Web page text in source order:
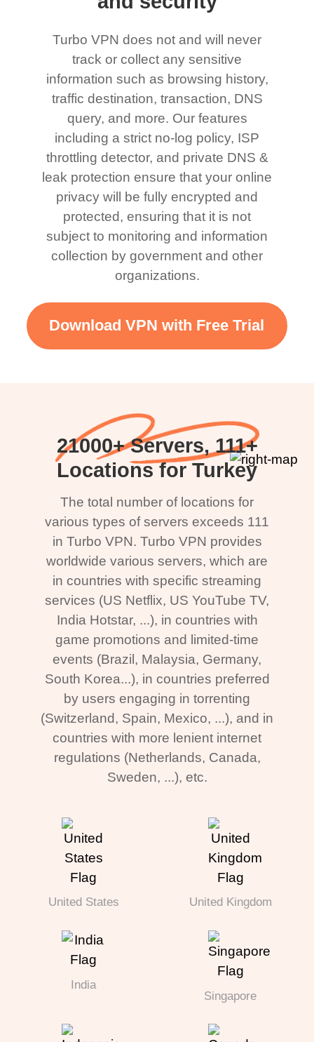
Turbo VPN does not and will never
track or collect any sensitive
information such as browsing history,
traffic destination, transaction, DNS
query, and more. Our features
including a strict no-log policy, ISP
throttling detector, and private DNS &
leak protection ensure that your online
privacy will be fully encrypted and
protected, ensuring that it is not
subject to monitoring and information
collection by government and other
organizations.
Download VPN with Free Trial
21000+ Servers, 111+
Locations for Turkey
The total number of locations for
various types of servers exceeds 111
in Turbo VPN. Turbo VPN provides
worldwide various servers, which are
in countries with specific streaming
services (US Netflix, US YouTube TV,
India Hotstar, ...), in countries with
game promotions and limited-time
events (Brazil, Malaysia, Germany,
South Korea...), in countries preferred
by users engaging in torrenting
(Switzerland, Spain, Mexico, ...), and in
countries with more lenient internet
regulations (Netherlands, Canada,
Sweden, ...), etc.
United States United Kingdom
India
Singapore